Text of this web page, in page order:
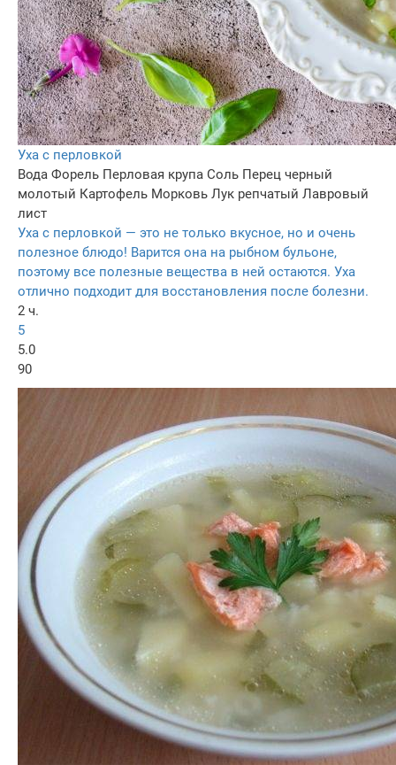
Уха с перловкой
Вода Форель Перловая крупа Соль Перец черный
молотый Картофель Морковь Лук репчатый Лавровый
лист
Уха с перловкой — это не только вкусное, но и очень
полезное блюдо! Варится она на рыбном бульоне,
поэтому все полезные вещества в ней остаются. Уха
отлично подходит для восстановления после болезни.
2 ч.
5
5.0
90